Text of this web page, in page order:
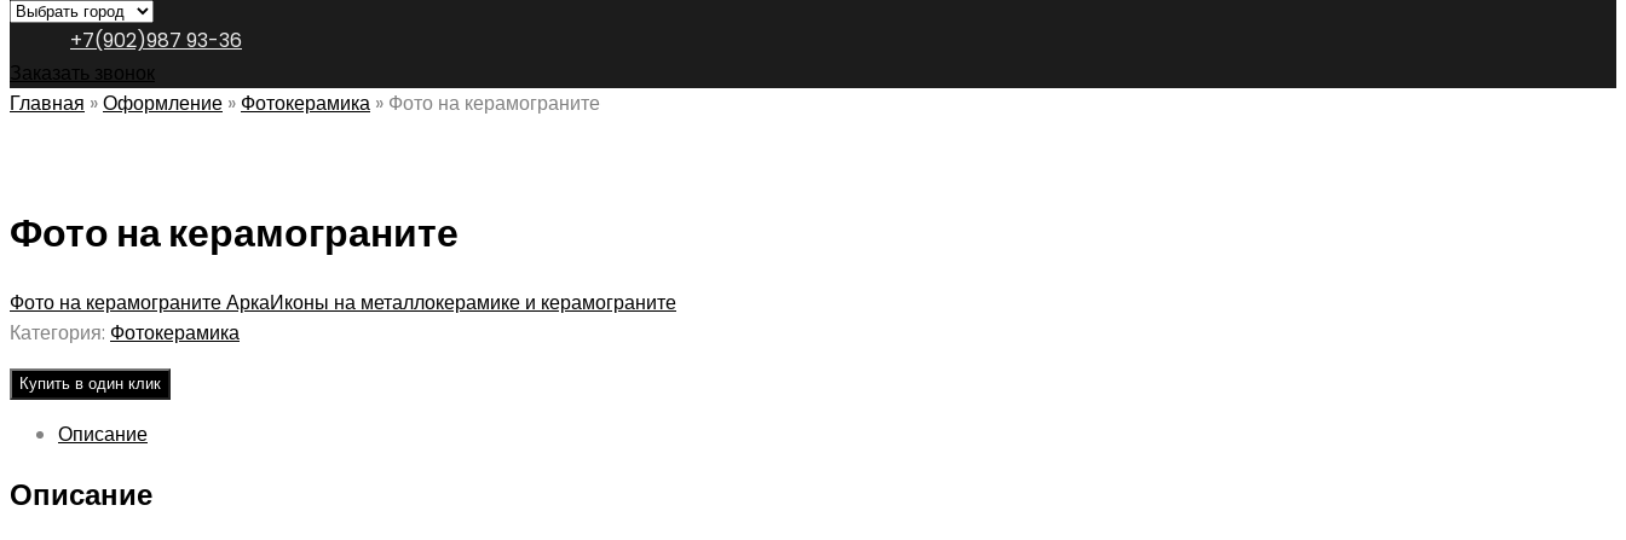
+7(902)987 93-36
Заказать звонок
Главная »Оформление » Фотокерамика » Фото на керамограните
Фото на керамограните
Фото на керамограните АркаИконы на металлокерамике и керамограните
Категория: Фотокерамика
Купить в один клик
Описание
Описание